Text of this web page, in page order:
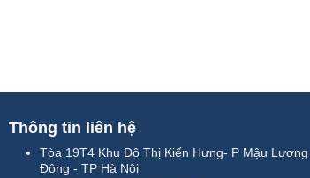
Thông tin liên hệ
Tòa 19T4 Khu Đô Thị Kiến Hưng- P Mậu
Đông - TP Hà Nội